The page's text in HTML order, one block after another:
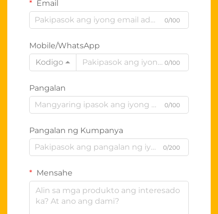
Email
0/100
Mobile/WhatsApp
Kodigo
0/100
Pangalan
0/100
Pangalan ng Kumpanya
0/200
Mensahe